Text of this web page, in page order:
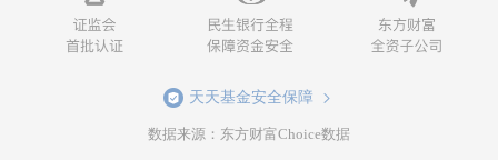
天天基金安全保障
数据来源：东方财富Choice数据